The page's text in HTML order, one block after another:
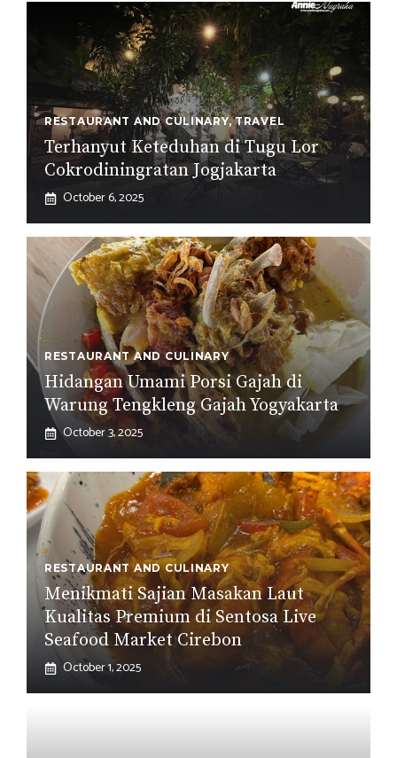
RESTAURANT AND CULINARY,TRAVEL
Terhanyut Keteduhan di Tugu Lor
Cokrodiningratan Jogjakarta
October 6, 2025
RESTAURANT AND CULINARY
Hidangan Umami Porsi Gajah di
Warung Tengkleng Gajah Yogyakarta
October 3, 2025
RESTAURANT AND CULINARY
Menikmati Sajian Masakan Laut
Kualitas Premium di Sentosa Live
Seafood Market Cirebon
October 1, 2025